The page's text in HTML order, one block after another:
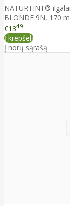
NATURTINT®
BLONDE 9N, 170
€1349
Į krepšelį
Į norų sąrašą